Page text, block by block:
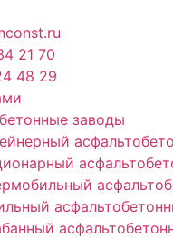
21 70
48 29
заводы